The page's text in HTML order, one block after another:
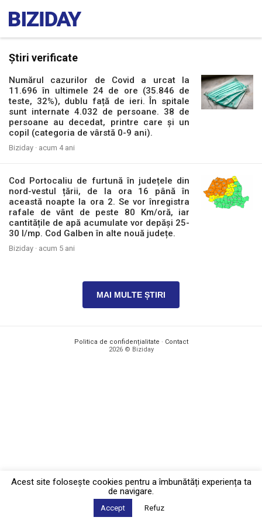
Știri verificate
Numărul cazurilor de Covid a urcat la
11.696 în ultimele 24 de ore (35.846 de
teste, 32%), dublu față de ieri. În spitale
sunt internate 4.032 de persoane. 38 de
persoane au decedat, printre care și un
copil (categoria de vârstă 0-9 ani).
Biziday · acum 4 ani
Cod Portocaliu de furtună în județele din
nord-vestul țării, de la ora 16 până în
această noapte la ora 2. Se vor înregistra
rafale de vânt de peste 80 Km/oră, iar
cantitățile de apă acumulate vor depăși 25-
30 l/mp. Cod Galben în alte nouă județe.
Biziday · acum 5 ani
MAI MULTE ȘTIRI
Politica de confidențialitate · Contact
2026 © Biziday
Acest site foloseşte cookies pentru a îmbunătăți experiența ta
de navigare.
Accept Refuz